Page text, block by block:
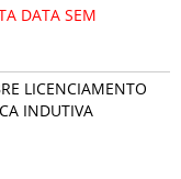
DATA SEM
LICENCIAMENTO
INDUTIVA